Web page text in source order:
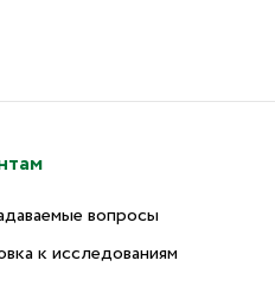
вопросы
к исследованиям